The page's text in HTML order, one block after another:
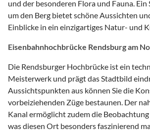
und der besonderen Flora und Fauna. Ein
um den Berg bietet schöne Aussichten
Einblicke in ein einzigartiges Natur- und
Eisenbahnhochbrücke Rendsburg am
Die Rendsburger Hochbrücke ist ein
Meisterwerk und prägt das Stadtbild
Aussichtspunkten aus können Sie die
vorbeiziehenden Züge bestaunen. Der
Kanal ermöglicht zudem die
was diesen Ort besonders faszinierend